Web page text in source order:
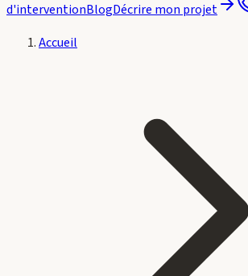
d'interventionBlogDécrire mon projet
Accueil